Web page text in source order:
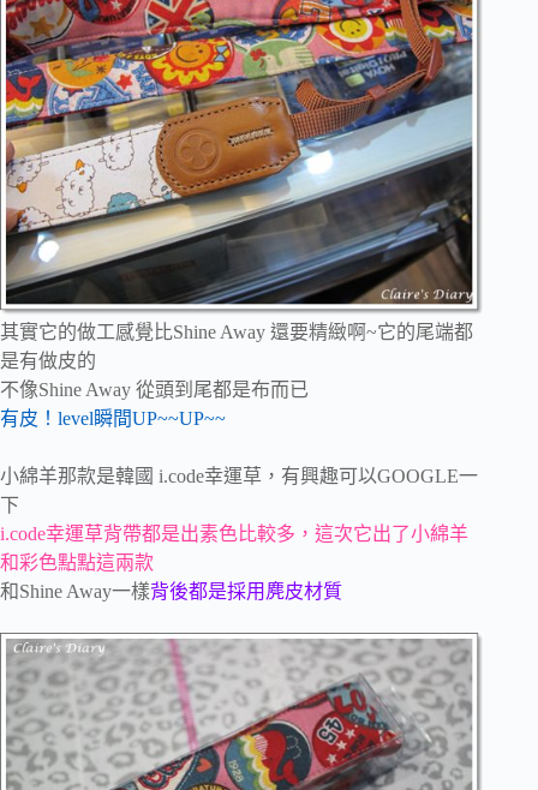
其實它的做工感覺比Shine Away 還要精緻啊~它的尾端都
是有做皮的
不像Shine Away 從頭到尾都是布而已
有皮！level瞬間UP~~UP~~
小綿羊那款是韓國 i.code幸運草，有興趣可以GOOGLE一
下
i.code幸運草背帶都是出素色比較多，這次它出了小綿羊
和彩色點點這兩款
和Shine Away一樣背後都是採用麂皮材質